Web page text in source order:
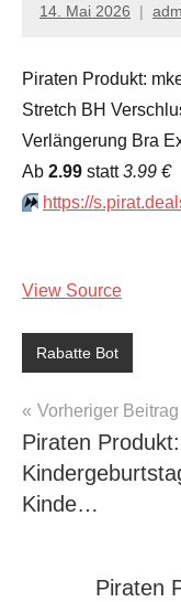
14. Mai 2026
Piraten Produkt:
Stretch BH
Verlängerung Bra
Аb 2.99 statt3.99 €
⏩️ https://
View Source
Rabatte Bot
Vorheriger Beitrag
Piraten
Kinde…
Piraten